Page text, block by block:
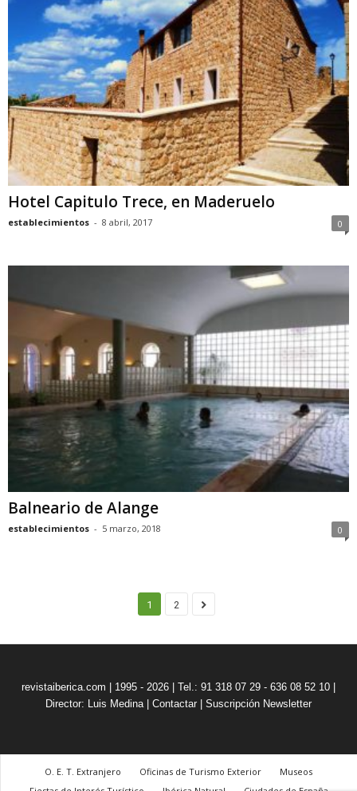
Hotel Capitulo Trece, en Maderuelo
establecimientos - 8 abril, 2017 0
Balneario de Alange
establecimientos - 5 marzo, 2018 0
1 2
revistaiberica.com | 1995 - 2026 | Tel.: 91 318 07 29 - 636 08 52 10 |
Director: Luis Medina| Contactar Suscripción Newsletter
O. E. T. Extranjero Oficinas de Turismo Exterior
Museos